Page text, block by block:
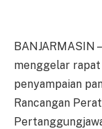
BANJARMASIN
menggelar
penyampaian
Rancangan